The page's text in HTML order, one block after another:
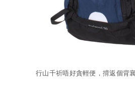
行山千祈唔好貪輕便，揹返個背